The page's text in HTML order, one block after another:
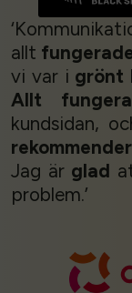
allt
vi var i grönt
Allt
kundsidan,
Jag är glad
problem.’